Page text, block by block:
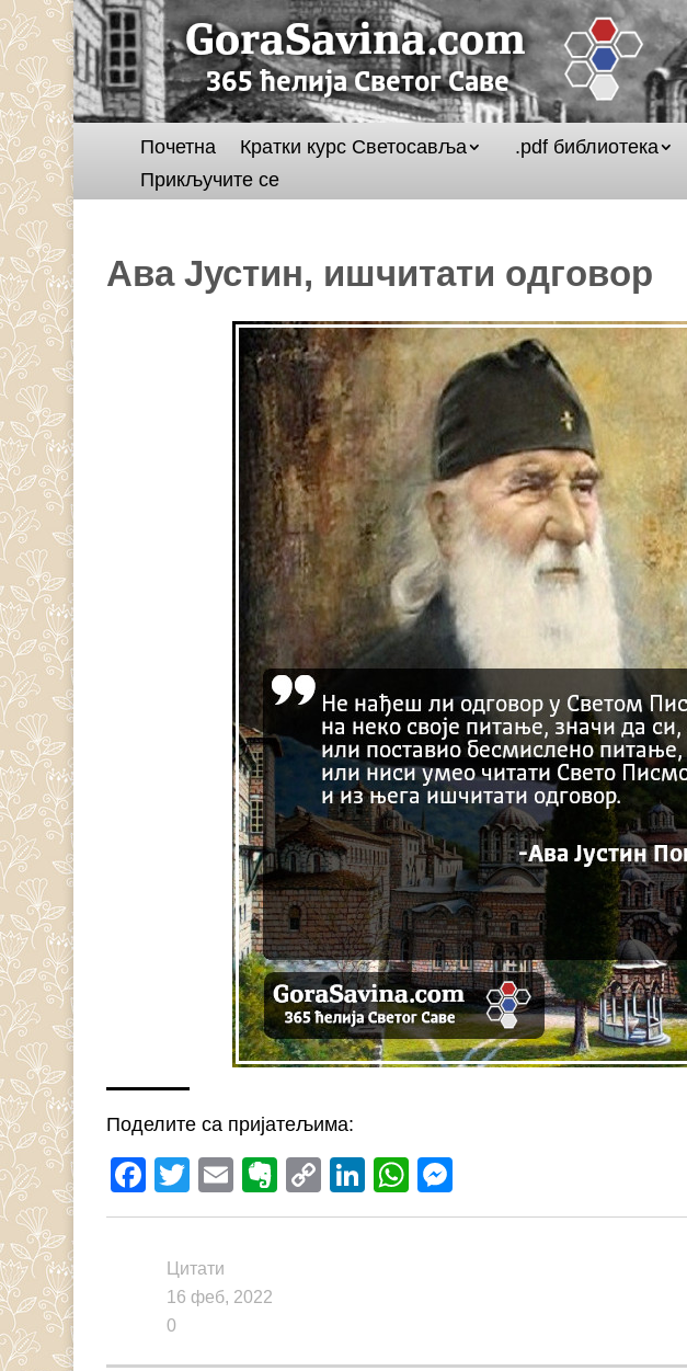
Почетна Кратки курс Светосавља .pdf библиотека
Прикључите се
Ава Јустин, ишчитати одговор
Поделите са пријатељима:
Facebook
Twitter
EmailEvernote
Copy
Link
LinkedIn
WhatsApp
Цитати
16 феб, 2022
0